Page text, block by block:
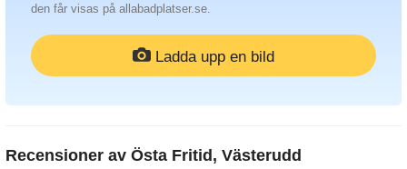
den får visas på allabadplatser.se.
Ladda upp en bild
Recensioner av Östa Fritid, Västerudd